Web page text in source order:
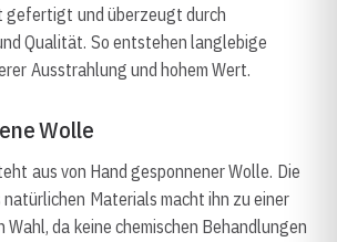
gefertigt und überzeugt durch
Qualität. So entstehen langlebige
Ausstrahlung und hohem Wert.
Wolle
aus von Hand gesponnener Wolle. Die
natürlichen Materials macht ihn zu einer
da keine chemischen Behandlungen